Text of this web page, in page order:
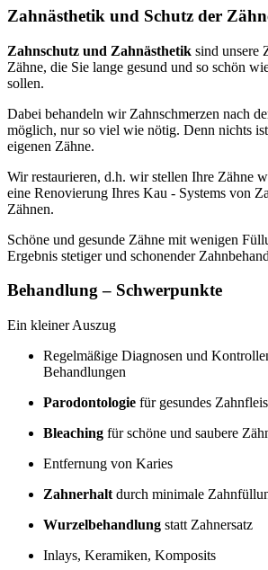
Zahnästhetik und Schutz der
Zahnschutz und Zahnästhetik sind unsere
Zähne, die Sie lange gesund und so schön
sollen.
Dabei behandeln wir Zahnschmerzen nach
möglich, nur so viel wie nötig. Denn nichts
eigenen Zähne.
Wir restaurieren, d.h. wir stellen Ihre Zähne
eine Renovierung Ihres Kau - Systems von
Zähnen.
Schöne und gesunde Zähne mit wenigen
Ergebnis stetiger und schonender
Behandlung – Schwerpunkte
Ein kleiner Auszug
Regelmäßige Diagnosen und
Behandlungen
Parodontologie für gesundes
Bleaching für schöne und saubere
Entfernung von Karies
Zahnerhalt durch minimale
Wurzelbehandlung statt Zahnersatz
Inlays, Keramiken, Komposits